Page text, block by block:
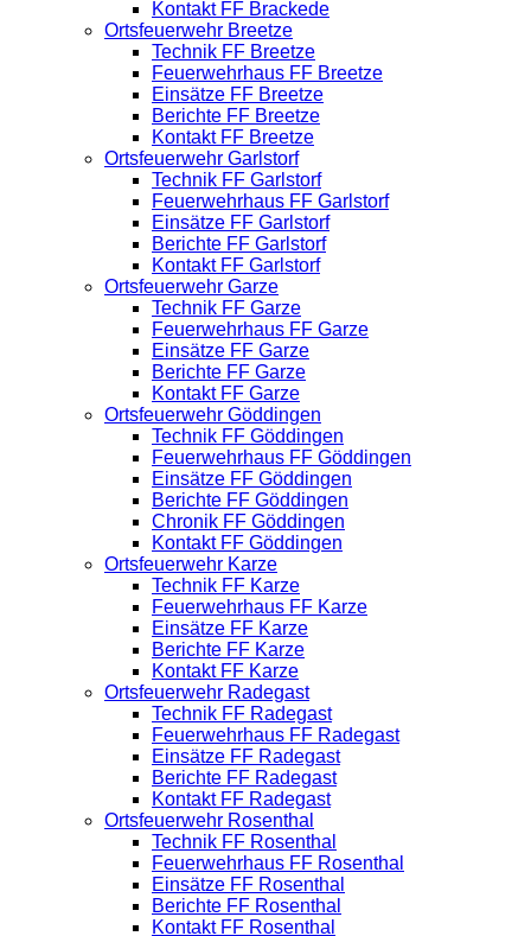
Kontakt FF Brackede
Ortsfeuerwehr Breetze
Technik FF Breetze
Feuerwehrhaus FF Breetze
Einsätze FF Breetze
Berichte FF Breetze
Kontakt FF Breetze
Ortsfeuerwehr Garlstorf
Technik FF Garlstorf
Feuerwehrhaus FF Garlstorf
Einsätze FF Garlstorf
Berichte FF Garlstorf
Kontakt FF Garlstorf
Ortsfeuerwehr Garze
Technik FF Garze
Feuerwehrhaus FF Garze
Einsätze FF Garze
Berichte FF Garze
Kontakt FF Garze
Ortsfeuerwehr Göddingen
Technik FF Göddingen
Feuerwehrhaus FF Göddingen
Einsätze FF Göddingen
Berichte FF Göddingen
Chronik FF Göddingen
Kontakt FF Göddingen
Ortsfeuerwehr Karze
Technik FF Karze
Feuerwehrhaus FF Karze
Einsätze FF Karze
Berichte FF Karze
Kontakt FF Karze
Ortsfeuerwehr Radegast
Technik FF Radegast
Feuerwehrhaus FF Radegast
Einsätze FF Radegast
Berichte FF Radegast
Kontakt FF Radegast
Ortsfeuerwehr Rosenthal
Technik FF Rosenthal
Feuerwehrhaus FF Rosenthal
Einsätze FF Rosenthal
Berichte FF Rosenthal
Kontakt FF Rosenthal